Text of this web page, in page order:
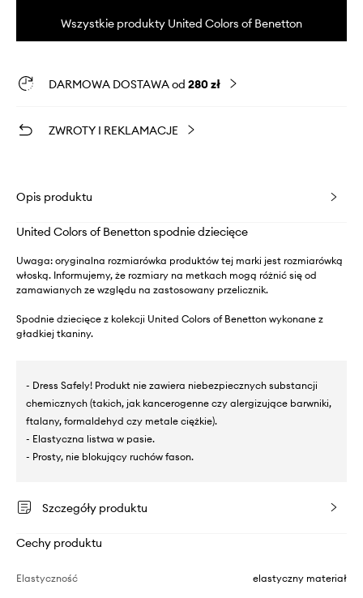
Wszystkie produkty United Colors of Benetton
DARMOWA DOSTAWA od 280 zł
ZWROTY I REKLAMACJE
Opis produktu
United Colors of Benetton spodnie dziecięce
Uwaga: oryginalna rozmiarówka produktów tej marki jest rozmiarówką
włoską. Informujemy, że rozmiary na metkach mogą różnić się od
zamawianych ze względu na zastosowany przelicznik.
Spodnie dziecięce z kolekcji United Colors of Benetton wykonane z
gładkiej tkaniny.
- Dress Safely! Produkt nie zawiera niebezpiecznych substancji
chemicznych (takich, jak kancerogenne czy alergizujące barwniki,
ftalany, formaldehyd czy metale ciężkie).
- Elastyczna listwa w pasie.
- Prosty, nie blokujący ruchów fason.
Szczegóły produktu
Cechy produktu
Elastyczność elastyczny materiał